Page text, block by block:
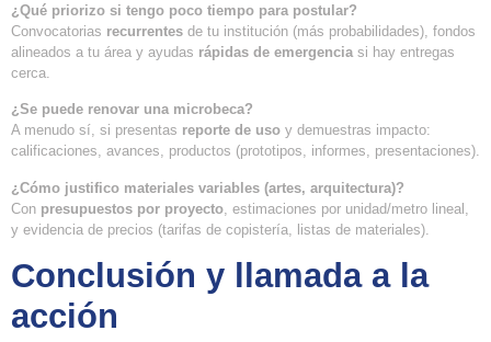
¿Qué priorizo si tengo poco tiempo para postular?
Convocatorias recurrentes de tu institución (más probabilidades), fondos
alineados a tu área y ayudas rápidas de emergencia si hay entregas
cerca.
¿Se puede renovar una microbeca?
A menudo sí, si presentas reporte de uso y demuestras impacto:
calificaciones, avances, productos (prototipos, informes, presentaciones).
¿Cómo justifico materiales variables (artes, arquitectura)?
Con presupuestos por proyecto , estimaciones por unidad/metro lineal,
y evidencia de precios (tarifas de copistería, listas de materiales).
Conclusión y llamada a la
acción